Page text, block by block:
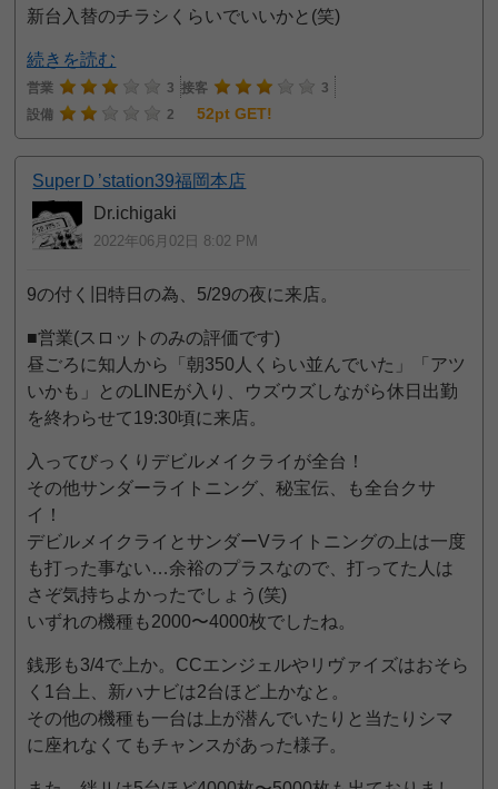
新台入替のチラシくらいでいいかと(笑)
続きを読む
営業 3 接客
3
設備
2 52pt GET!
SuperＤ’station39福岡本店
Dr.ichigaki
2022年06月02日 8:02 PM
9の付く旧特日の為、5/29の夜に来店。
■営業(スロットのみの評価です)
昼ごろに知人から「朝350人くらい並んでいた」「アツ
いかも」とのLINEが入り、ウズウズしながら休日出勤
を終わらせて19:30頃に来店。
入ってびっくりデビルメイクライが全台！
その他サンダーライトニング、秘宝伝、も全台クサ
イ！
デビルメイクライとサンダーVライトニングの上は一度
も打った事ない…余裕のプラスなので、打ってた人は
さぞ気持ちよかったでしょう(笑)
いずれの機種も2000〜4000枚でしたね。
銭形も3/4で上か。CCエンジェルやリヴァイズはおそら
く1台上、新ハナビは2台ほど上かなと。
その他の機種も一台は上が潜んでいたりと当たりシマ
に座れなくてもチャンスがあった様子。